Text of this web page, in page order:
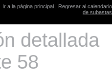
Ir a la página principal | Regresar al calendario
de subastas
detallada
58